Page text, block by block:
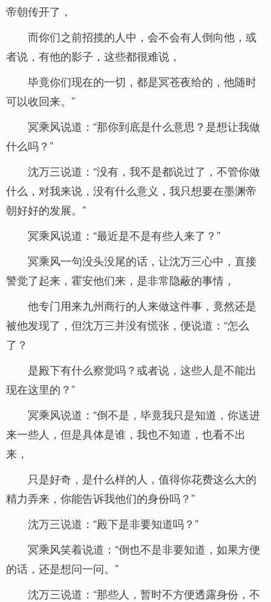
帝朝传开了，
而你们之前招揽的人中，会不会有人倒向他，或
者说，有他的影子，这些都很难说，
毕竟你们现在的一切，都是冥苍夜给的，他随时
可以收回来。”
冥乘风说道：“那你到底是什么意思？是想让我做
什么吗？”
沈万三说道：“没有，我不是都说过了，不管你做
什么，对我来说，没有什么意义，我只想要在墨渊帝
朝好好的发展。”
冥乘风说道：“最近是不是有些人来了？”
冥乘风一句没头没尾的话，让沈万三心中，直接
警觉了起来，霍安他们来，是非常隐蔽的事情，
他专门用来九州商行的人来做这件事，竟然还是
被他发现了，但沈万三并没有慌张，便说道：“怎么
了？
是殿下有什么察觉吗？或者说，这些人是不能出
现在这里的？”
冥乘风说道：“倒不是，毕竟我只是知道，你送进
来一些人，但是具体是谁，我也不知道，也看不出
来，
只是好奇，是什么样的人，值得你花费这么大的
精力弄来，你能告诉我他们的身份吗？”
沈万三说道：“殿下是非要知道吗？”
冥乘风笑着说道：“倒也不是非要知道，如果方便
的话，还是想问一问。”
沈万三说道：“那些人，暂时不方便透露身份，不